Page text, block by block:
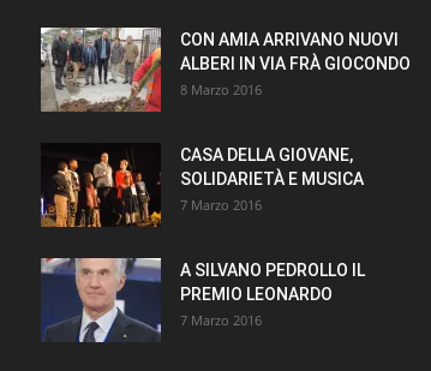
CON AMIA ARRIVANO NUOVI
ALBERI IN VIA FRÀ GIOCONDO
8 Marzo 2016
CASA DELLA GIOVANE,
SOLIDARIETÀ E MUSICA
7 Marzo 2016
A SILVANO PEDROLLO IL
PREMIO LEONARDO
7 Marzo 2016